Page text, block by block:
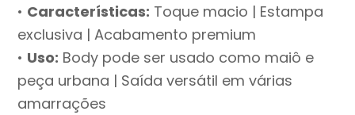
• Características: Toque macio | Estampa
exclusiva | Acabamento premium
• Uso: Body pode ser usado como maiô e
peça urbana | Saída versátil em várias
amarrações